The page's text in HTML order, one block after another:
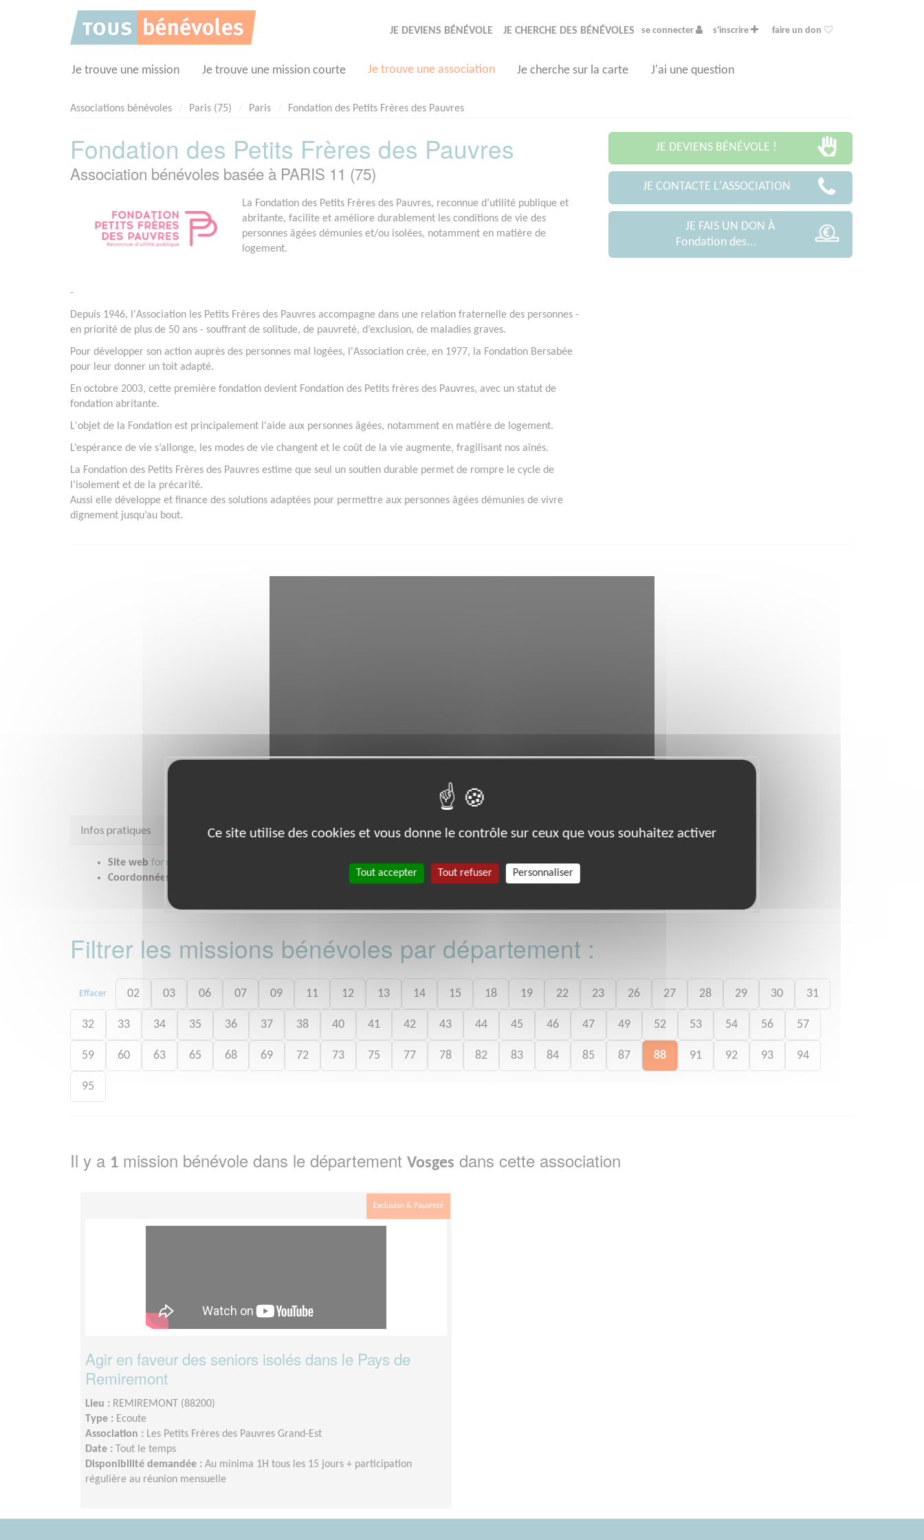
JE DEVIENS BÉNÉVOLE JE CHERCHE DES BÉNÉVOLES se connecter s'inscrire faire un don
Je trouve une mission Je trouve une mission courte Je trouve une association Je cherche sur la carte J'ai une question
Associations bénévoles Paris (75) Paris Fondation des Petits Frères des Pauvres
Fondation des Petits Frères des Pauvres
Association bénévoles basée à PARIS 11 (75)
La Fondation des Petits Frères des Pauvres, reconnue d’utilité publique et
abritante, facilite et améliore durablement les conditions de vie des
personnes âgées démunies et/ou isolées, notamment en matière de
logement.
-
Depuis 1946, l'Association les Petits Frères des Pauvres accompagne dans une relation fraternelle des personnes -
en priorité de plus de 50 ans - souffrant de solitude, de pauvreté, d’exclusion, de maladies graves.
Pour développer son action auprès des personnes mal logées, l'Association crée, en 1977, la Fondation Bersabée
pour leur donner un toit adapté.
En octobre 2003, cette première fondation devient Fondation des Petits frères des Pauvres, avec un statut de
fondation abritante.
L'objet de la Fondation est principalement l'aide aux personnes âgées, notamment en matière de logement.
L’espérance de vie s’allonge, les modes de vie changent et le coût de la vie augmente, fragilisant nos aînés.
La Fondation des Petits Frères des Pauvres estime que seul un soutien durable permet de rompre le cycle de
l’isolement et de la précarité.
Aussi elle développe et finance des solutions adaptées pour permettre aux personnes âgées démunies de vivre
dignement jusqu’au bout.
JE DEVIENS BÉNÉVOLE !
JE CONTACTE L'ASSOCIATION
JE FAIS UN DON À
Fondation des...
Infos pratiques
Site web fondation.petitsfreresdespauvres.fr/
Coordonnées
Filtrer les missions bénévoles par département :
Effacer 02 03 06 07 09 11 12 13 14 15 18 19 22 23 26 27 28 29 30 31
32 33 34 35 36 37 38 40 41 42 43 44 45 46 47 49 52 53 54 56 57
59 60 63 65 68 69 72 73 75 77 78 82 83 84 85 87 88 91 92 93 94
95
Il y a 1 mission bénévole dans le département Vosges dans cette association
Exclusion & Pauvreté
Agir en faveur des seniors isolés dans le Pays de
Remiremont
Lieu : REMIREMONT (88200)
Type : Ecoute
Association : Les Petits Frères des Pauvres Grand-Est
Date :
Tout le temps
Disponibilité demandée : Au minima 1H tous les 15 jours + participation
régulière au réunion mensuelle
Ce site utilise des cookies et vous donne le contrôle sur ceux que vous souhaitez activer
Tout accepter Tout refuser Personnaliser